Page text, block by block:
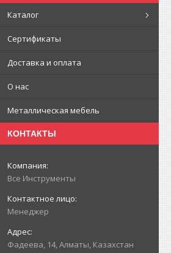
Каталог
Сертификаты
Доставка и оплата
О нас
Металлическая мебель
КОНТАКТЫ
Все Инструменты
Менеджер
Фадеева, 14, Алматы, Казахстан